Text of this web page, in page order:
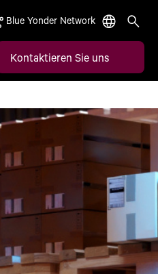
Blue Yonder Network
Kontaktieren Sie uns